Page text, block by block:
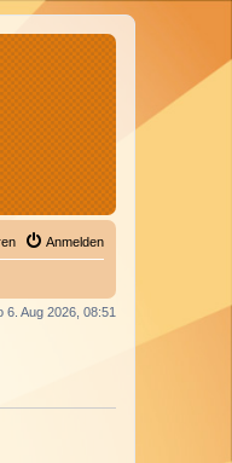
Anmelden
6. Aug 2026, 08:51